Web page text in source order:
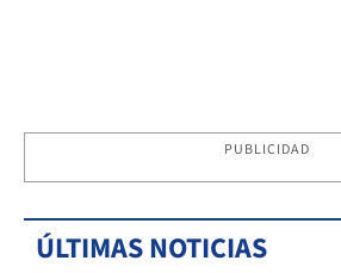
PUBLICIDAD
ÚLTIMAS NOTICIAS